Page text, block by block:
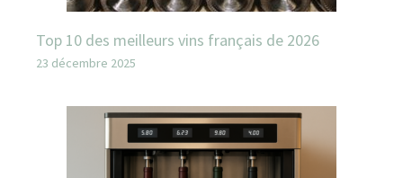
Top 10 des meilleurs vins français de 2026
23 décembre 2025